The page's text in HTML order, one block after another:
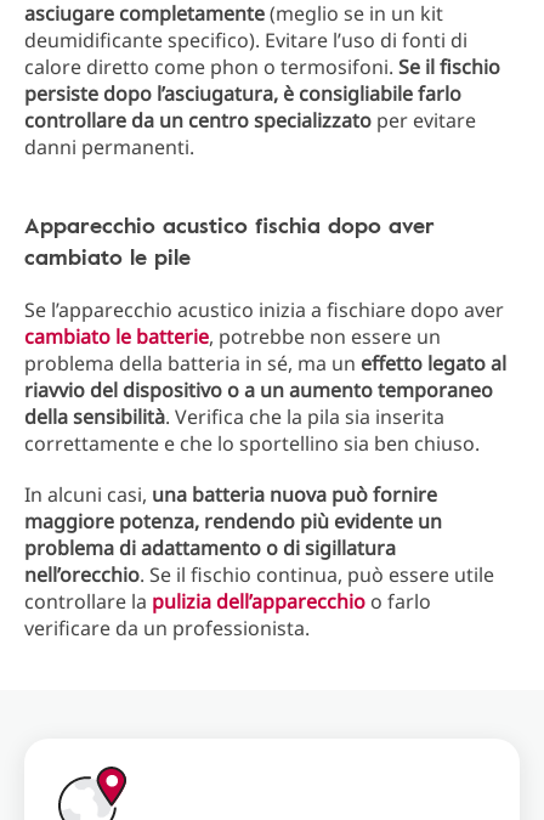
asciugare completamente(meglio se in un kit
deumidificante specifico). Evitare l’uso di fonti di
calore diretto come phon o termosifoni. Se il fischio
persiste dopo l’asciugatura, è consigliabile farlo
controllare da un centro specializzato per evitare
danni permanenti.
Apparecchio acustico fischia dopo aver
cambiato le pile
Se l’apparecchio acustico inizia a fischiare dopo aver
cambiato le batterie, potrebbe non essere un
problema della batteria in sé, ma un effetto legato al
riavvio del dispositivo o a un aumento temporaneo
della sensibilità. Verifica che la pila sia inserita
correttamente e che lo sportellino sia ben chiuso.
In alcuni casi, una batteria nuova può fornire
maggiore potenza, rendendo più evidente un
problema di adattamento o di sigillatura
nell’orecchio. Se il fischio continua, può essere utile
controllare la pulizia dell’apparecchio o farlo
verificare da un professionista.